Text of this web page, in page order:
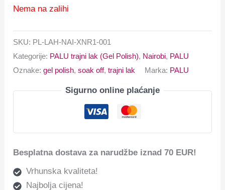
Nema na zalihi
SKU: PL-LAH-NAI-XNR1-001
Kategorije: PALU trajni lak (Gel Polish), Nairobi, PALU
Oznake:gel polish,soak off,trajni lak Marka: PALU
Sigurno online plaćanje
Besplatna dostava za narudžbe iznad 70 EUR!
Vrhunska kvaliteta!
Najbolja cijena!